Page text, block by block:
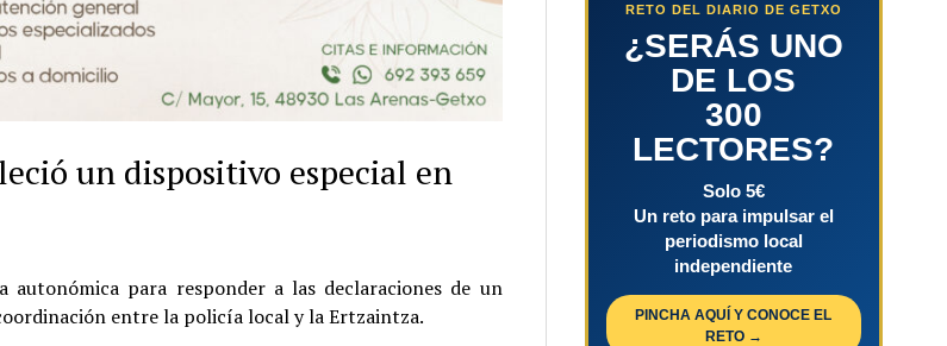
un dispositivo especial en
para responder a las declaraciones de un
entre la policía local y la Ertzaintza.
RETO DEL DIARIO DE GETXO
¿SERÁS UNO
DE LOS
300
LECTORES?
Solo 5€
Un reto para impulsar el
periodismo local
independiente
PINCHA AQUÍ Y CONOCE EL
RETO →